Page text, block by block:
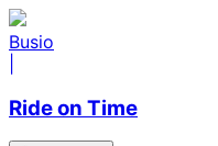
Busio
Ride on Time